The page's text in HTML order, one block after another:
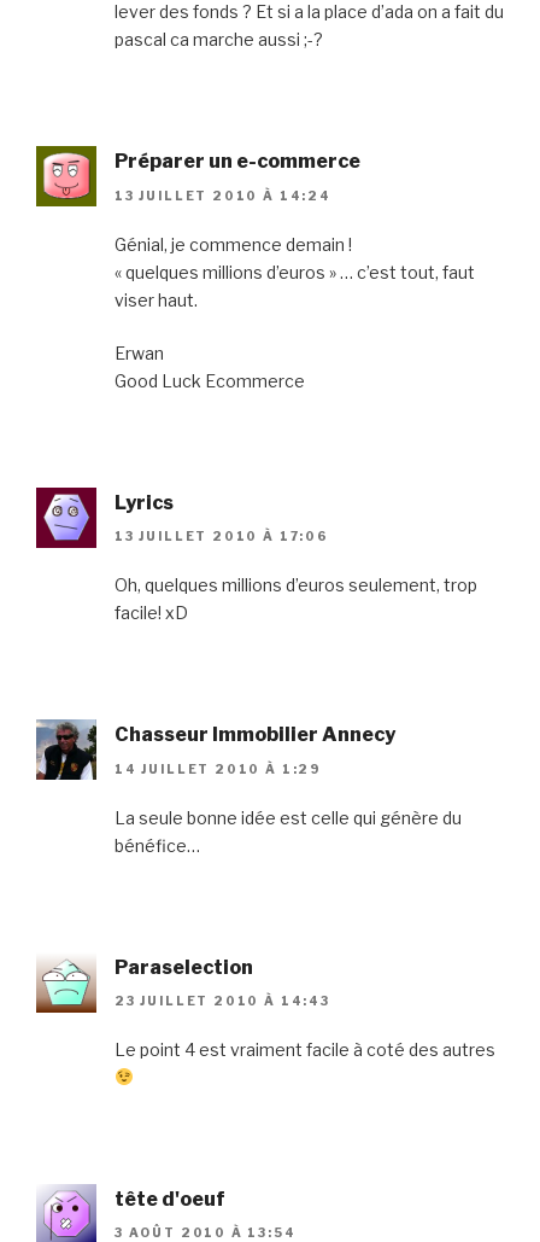
lever des fonds ? Et si a la place d’ada on a fait du
pascal ca marche aussi ;-?
Préparer un e-commerce
13 JUILLET 2010 À 14:24
Génial, je commence demain !
« quelques millions d’euros » … c’est tout, faut
viser haut.
Erwan
Good Luck Ecommerce
Lyrics
13 JUILLET 2010 À 17:06
Oh, quelques millions d’euros seulement, trop
facile! xD
Chasseur Immobilier Annecy
14 JUILLET 2010 À 1:29
La seule bonne idée est celle qui génère du
bénéfice…
Paraselection
23 JUILLET 2010 À 14:43
Le point 4 est vraiment facile à coté des autres
tête d'oeuf
3 AOÛT 2010 À 13:54